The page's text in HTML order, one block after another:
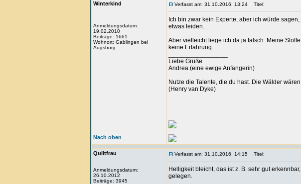
Winterkind
Anmeldungsdatum:
19.02.2010
Beiträge: 1661
Wohnort: Gablingen bei
Augsburg
Verfasst am: 31.10.2016, 13:24 Titel:
Ich bin zwar kein Experte, aber ich würde
etwas leiden.
Aber vielleicht liege ich da ja falsch. Meine
keine Erfahrung.
Liebe Grüße
Andrea (eine ewige Anfängerin)
Nutze die Talente, die du hast. Die Wälder
(Henry van Dyke)
Nach oben
Quiltfrau
Anmeldungsdatum:
26.10.2012
Beiträge: 3945
Verfasst am: 31.10.2016, 14:15 Titel:
Helligkeit bleicht, das ist z. B. sehr gut
gelegen.